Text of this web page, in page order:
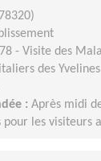
- Visite des
des Yvelines
: Après midi
pour les visiteurs